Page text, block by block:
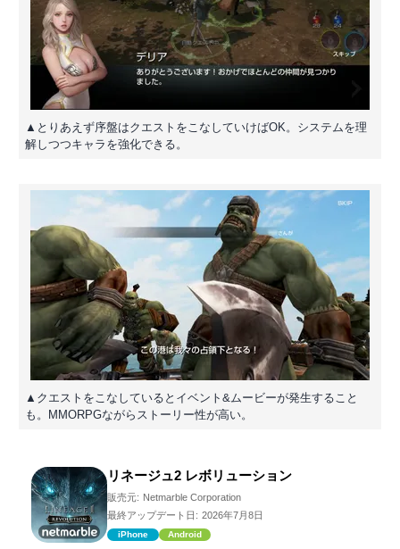
▲とりあえず序盤はクエストをこなしていけばOK。システムを理
解しつつキャラを強化できる。
▲クエストをこなしているとイベント&ムービーが発生すること
も。MMORPGながらストーリー性が高い。
リネージュ2 レボリューション
販売元: Netmarble Corporation
最終アップデート日: 2026年7月8日
iPhone Android